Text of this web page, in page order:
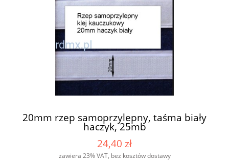
20mm rzep samoprzylepny, taśma biały
haczyk, 25mb
24,40 zł
zawiera 23% VAT, bez kosztów dostawy